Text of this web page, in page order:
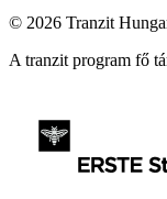
© 2026 Tranzit
A tranzit program fő